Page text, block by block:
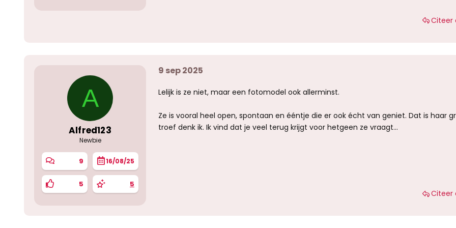
Citeer
A
Alfred123
Newbie
9 16/08/25
5 5
9 sep 2025
Lelijk is ze niet, maar een fotomodel ook allerminst.
Ze is vooral heel open, spontaan en ééntje die er ook écht van geniet. Dat is haar
troef denk ik. Ik vind dat je veel terug krijgt voor hetgeen ze vraagt...
Citeer